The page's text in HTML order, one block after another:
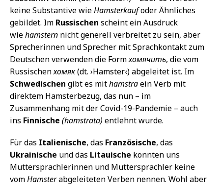
keine Substantive wieHamsterkaufoder Ähnliches
gebildet. Im Russischen scheint ein Ausdruck
wiehamstern nicht generell verbreitet zu sein, aber
Sprecherinnen und Sprecher mit Sprachkontakt zum
Deutschen verwenden die Formхомячить, die vom
Russischenхомяк(dt. ›Hamster‹) abgeleitet ist. Im
Schwedischen gibt es mithamstraein Verb mit
direktem Hamsterbezug, das nun – im
Zusammenhang mit der Covid-19-Pandemie – auch
ins Finnische (hamstrata) entlehnt wurde.
Für das Italienische, das Französische, das
Ukrainische und das Litauische konnten uns
Muttersprachlerinnen und Muttersprachler keine
vomHamsterabgeleiteten Verben nennen. Wohl aber